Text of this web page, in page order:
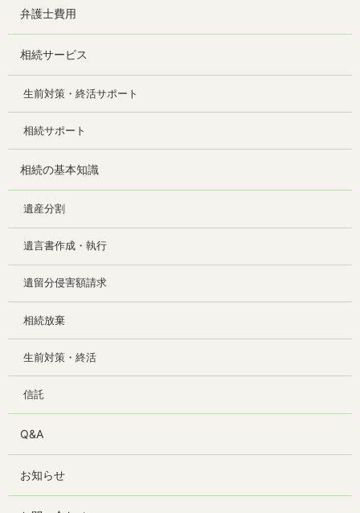
弁護士費用
相続サービス
生前対策・終活サポート
相続サポート
相続の基本知識
遺産分割
遺言書作成・執行
遺留分侵害額請求
相続放棄
生前対策・終活
信託
Q&A
お知らせ